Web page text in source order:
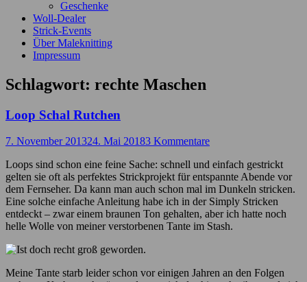
Geschenke
Woll-Dealer
Strick-Events
Über Maleknitting
Impressum
Schlagwort: rechte Maschen
Loop Schal Rutchen
7. November 201324. Mai 20183 Kommentare
Loops sind schon eine feine Sache: schnell und einfach gestrickt
gelten sie oft als perfektes Strickprojekt für entspannte Abende vor
dem Fernseher. Da kann man auch schon mal im Dunkeln stricken.
Eine solche einfache Anleitung habe ich in der Simply Stricken
entdeckt – zwar einem braunen Ton gehalten, aber ich hatte noch
helle Wolle von meiner verstorbenen Tante im Stash.
Meine Tante starb leider schon vor einigen Jahren an den Folgen